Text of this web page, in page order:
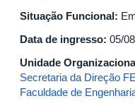
Situação Funcional:
Data de ingresso: 05/
Unidade
Secretaria da Direção
Faculdade de